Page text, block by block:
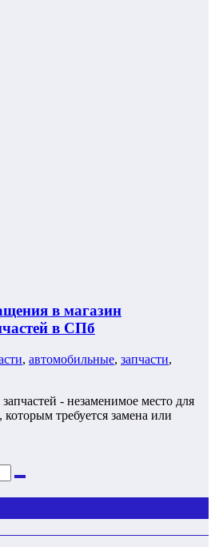
в магазин
в СПб
, автомобильные, запчасти,
- незаменимое место для
требуется замена или